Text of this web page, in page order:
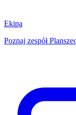
Ekipa
Poznaj zespół